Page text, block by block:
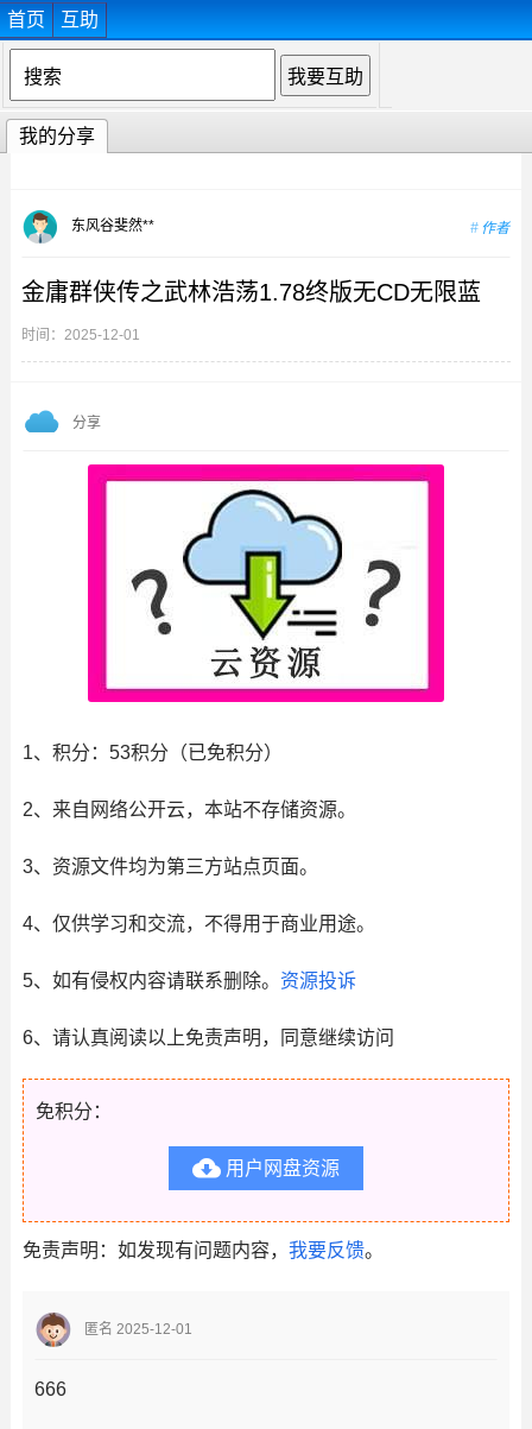
首页 互助
我的分享
金庸群侠传之武林浩荡1.78终版无CD无限蓝
时间：2025-12-01
东风谷斐然** 作者
分享
1、积分： 53积分（已免积分）
2、来自网络公开云，本站不存储资源。
3、资源文件均为第三方站点页面。
4、仅供学习和交流，不得用于商业用途。
5、如有侵权内容请联系删除。 资源投诉
6、请认真阅读以上免责声明，同意继续访问
免积分：
用户网盘资源
免责声明：如发现有问题内容， 我要反馈。
匿名 2025-12-01
666